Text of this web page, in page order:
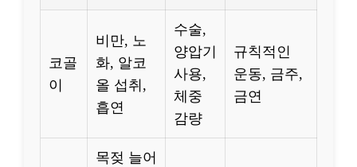
코골
이
비만, 노
화, 알코
올 섭취,
흡연
수술,
양압기
사용,
체중
감량
규칙적인
운동, 금주,
금연
목젖 늘어